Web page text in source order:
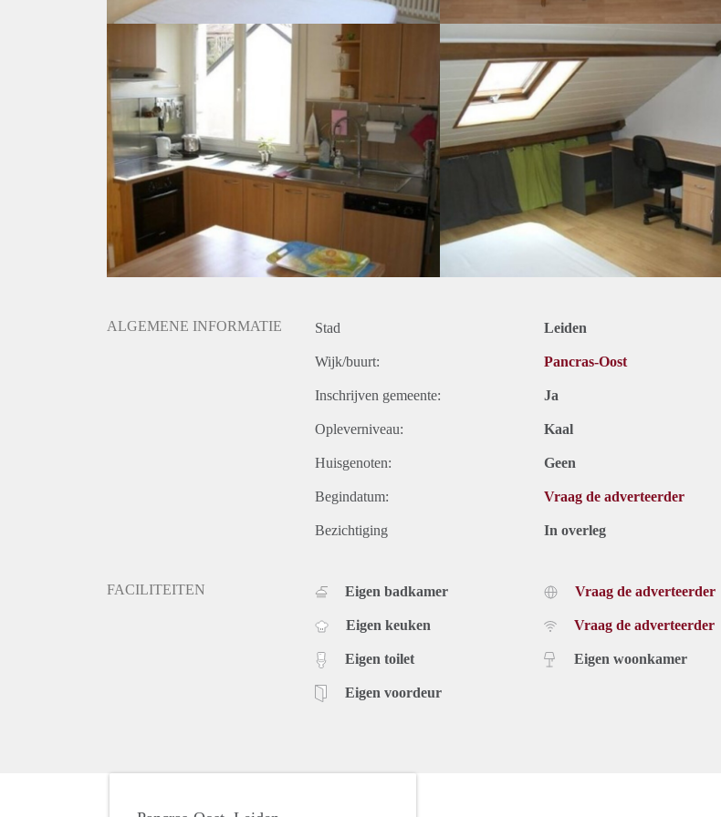
ALGEMENE INFORMATIE Stad Leiden
Wijk/buurt: Pancras-Oost
Inschrijven gemeente: Ja
Opleverniveau: Kaal
Huisgenoten: Geen
Begindatum: Vraag de adverteerder
Bezichtiging In overleg
FACILITEITEN Eigen badkamer
Eigen keuken
Eigen toilet
Eigen voordeur
Vraag de adverteerder
Vraag de adverteerder
Eigen woonkamer